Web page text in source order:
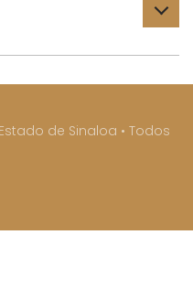
de Sinaloa • Todos